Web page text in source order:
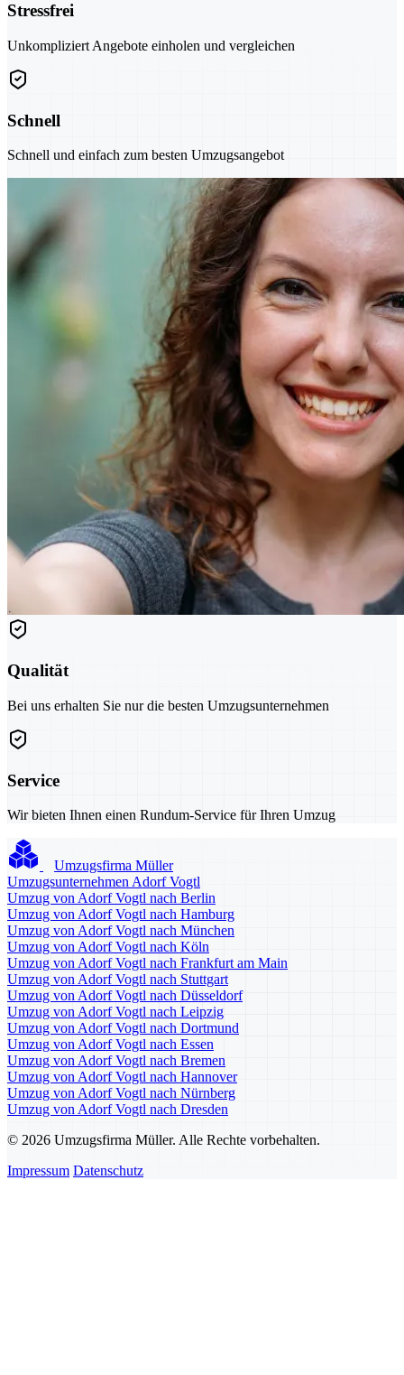
Stressfrei
Unkompliziert Angebote einholen und vergleichen
Schnell
Schnell und einfach zum besten Umzugsangebot
Qualität
Bei uns erhalten Sie nur die besten Umzugsunternehmen
Service
Wir bieten Ihnen einen Rundum-Service für Ihren Umzug
Umzugsfirma Müller
Umzugsunternehmen Adorf Vogtl
Umzug von Adorf Vogtl nach Berlin
Umzug von Adorf Vogtl nach Hamburg
Umzug von Adorf Vogtl nach München
Umzug von Adorf Vogtl nach Köln
Umzug von Adorf Vogtl nach Frankfurt am Main
Umzug von Adorf Vogtl nach Stuttgart
Umzug von Adorf Vogtl nach Düsseldorf
Umzug von Adorf Vogtl nach Leipzig
Umzug von Adorf Vogtl nach Dortmund
Umzug von Adorf Vogtl nach Essen
Umzug von Adorf Vogtl nach Bremen
Umzug von Adorf Vogtl nach Hannover
Umzug von Adorf Vogtl nach Nürnberg
Umzug von Adorf Vogtl nach Dresden
© 2026 Umzugsfirma Müller. Alle Rechte vorbehalten.
Impressum Datenschutz